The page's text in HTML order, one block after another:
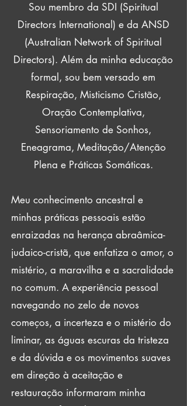
Sou membro da SDI (Spiritual
Directors International) e da ANSD
(Australian Network of Spiritual
Directors). Além da minha educação
formal, sou bem versado em
Respiração, Misticismo Cristão,
Oração Contemplativa,
Sensoriamento de Sonhos,
Eneagrama, Meditação/Atenção
Plena e Práticas Somáticas.
Meu conhecimento ancestral e
minhas práticas pessoais estão
enraizadas na herança abraâmica-
judaico-cristã, que enfatiza o amor, o
mistério, a maravilha e a sacralidade
no comum. A experiência pessoal
navegando no zelo de novos
começos, a incerteza e o mistério do
liminar, as águas escuras da tristeza
e da dúvida e os movimentos suaves
em direção à aceitação e
restauração informaram minha